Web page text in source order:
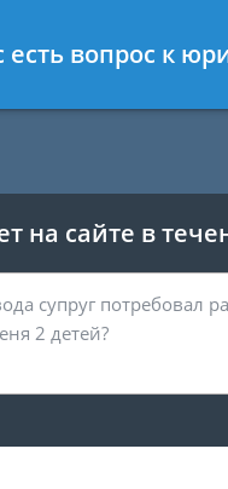
на сайте в
есть вопрос к